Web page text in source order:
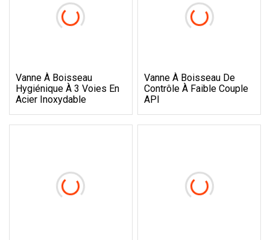
Vanne À Boisseau
Hygiénique À 3 Voies En
Acier Inoxydable
Vanne À Boisseau De
Contrôle À Faible Couple
API